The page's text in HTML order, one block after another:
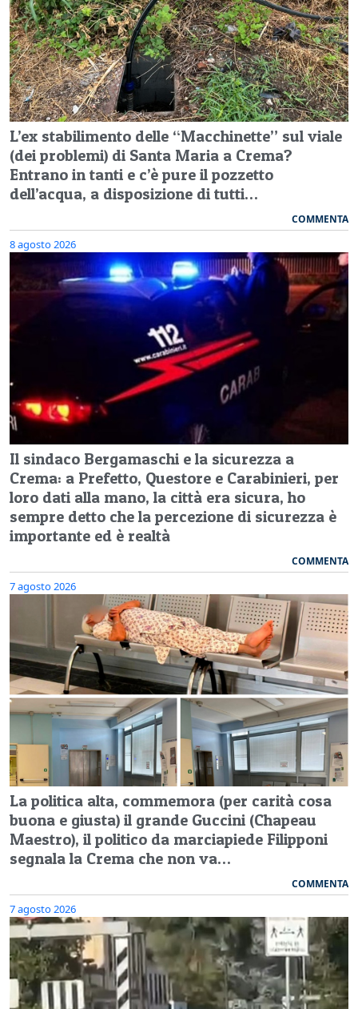
L’ex stabilimento delle “Macchinette” sul viale
(dei problemi) di Santa Maria a Crema?
Entrano in tanti e c’è pure il pozzetto
dell’acqua, a disposizione di tutti…
COMMENTA
8 agosto 2026
Il sindaco Bergamaschi e la sicurezza a
Crema: a Prefetto, Questore e Carabinieri, per
loro dati alla mano, la città era sicura, ho
sempre detto che la percezione di sicurezza è
importante ed è realtà
COMMENTA
7 agosto 2026
La politica alta, commemora (per carità cosa
buona e giusta) il grande Guccini (Chapeau
Maestro), il politico da marciapiede Filipponi
segnala la Crema che non va…
COMMENTA
7 agosto 2026